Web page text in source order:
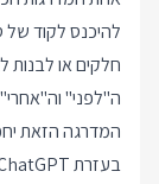
להיכנס לקוד של
חלקים או לבנות
ה"לפני"
המדרגה הזאת